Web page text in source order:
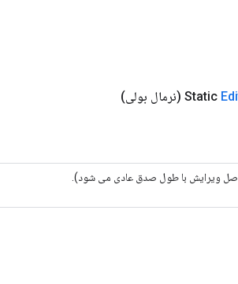
(نرمال بولی)
ویرایش با طول صدق عادی می شود).